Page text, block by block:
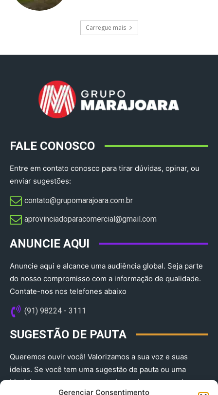
Gerenciar Consentimento
Carregue mais
FALE CONOSCO
Entre em contato conosco para tirar dúvidas, opinar, ou
enviar sugestões:
contato@grupomarajoara.com.br
aprovinciadoparacomercial@gmail.com​
ANUNCIE AQUI
Anuncie aqui e alcance uma audiência global. Seja parte
do nosso compromisso com a informação de qualidade.
Contate-nos nos telefones abaixo
(91) 98224 - 3111
SUGESTÃO DE PAUTA
Queremos ouvir você! Valorizamos a sua voz e suas
ideias. Se você tem uma sugestão de pauta ou uma
história que merece ser contada, envie-nos agora!